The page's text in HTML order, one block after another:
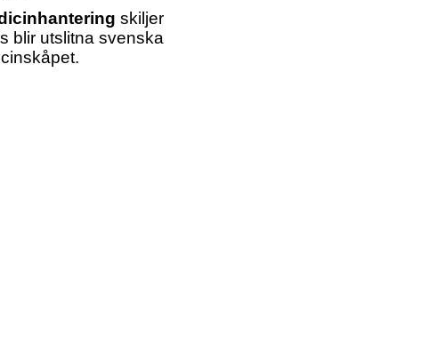
skiljer
blir utslitna svenska